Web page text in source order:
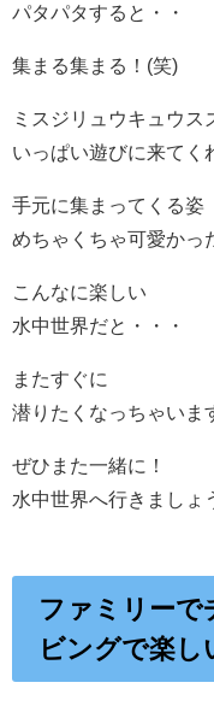
パタパタすると・・
集まる集まる！(笑)
ミスジリュウキュウス
いっぱい遊びに来てく
手元に集まってくる姿
めちゃくちゃ可愛か
こんなに楽しい
水中世界だと・・・
またすぐに
潜りたくなっちゃいま
ぜひまた一緒に！
水中世界へ行きまし
ファミリーで
ビングで楽